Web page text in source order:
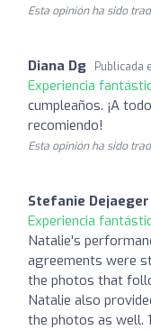
Esta opinión ha sido
Diana Dg Publicada
Experiencia
cumpleaños. ¡A
recomiendo!
Esta opinión ha sido
Stefanie Dejaeger
Experiencia
Natalie's
agreements were
the photos that
Natalie also
the photos as well.